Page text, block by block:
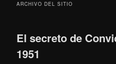
ARCHIVO DEL SITIO
El secreto de
1951